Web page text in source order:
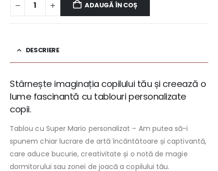
ADAUGĂ ÎN COȘ
DESCRIERE
Stârnește imaginația copilului tău și creează o
lume fascinantă cu tablouri personalizate
copii.
Tablou cu Super Mario personalizat – Am putea să-i
spunem chiar lucrare de artă încântătoare și captivantă,
care aduce bucurie, creativitate și o notă de magie
dormitorului sau zonei de joacă a copilului tău.